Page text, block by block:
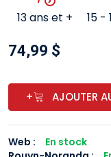
13 ans et + 15 -
74,99 $
+ AJOUTER
Web :
En stock